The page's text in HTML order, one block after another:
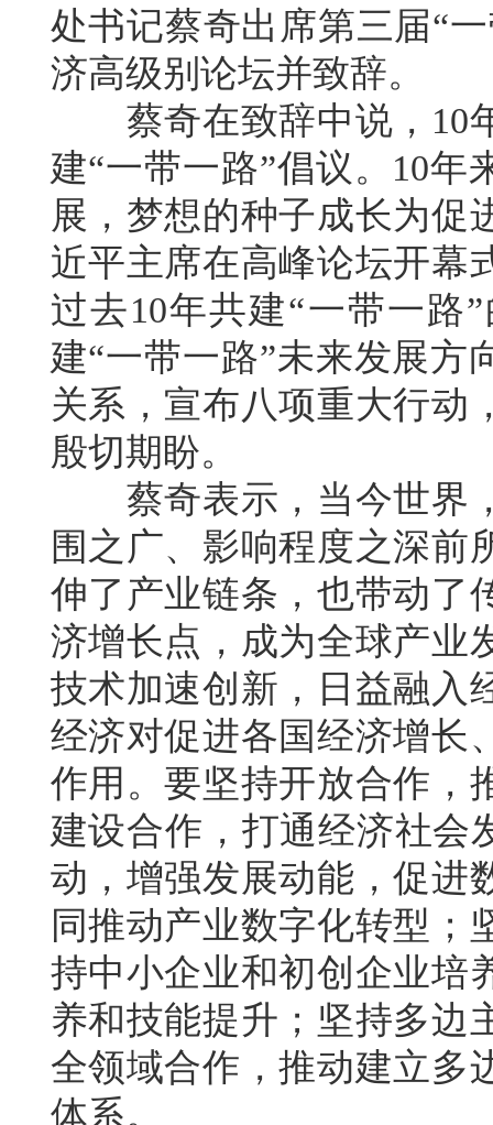
处书记蔡奇出席第三届“
济高级别论坛并致辞。
蔡奇在致辞中说，10
建“一带一路”倡议。10年
展，梦想的种子成长为促
近平主席在高峰论坛开幕
过去10年共建“一带一路
建“一带一路”未来发展方
关系，宣布八项重大行动
殷切期盼。
蔡奇表示，当今世界，
围之广、影响程度之深前
伸了产业链条，也带动了
济增长点，成为全球产业
技术加速创新，日益融入
经济对促进各国经济增长
作用。要坚持开放合作，
建设合作，打通经济社会
动，增强发展动能，促进
同推动产业数字化转型；
持中小企业和初创企业培
养和技能提升；坚持多边
全领域合作，推动建立多
体系。